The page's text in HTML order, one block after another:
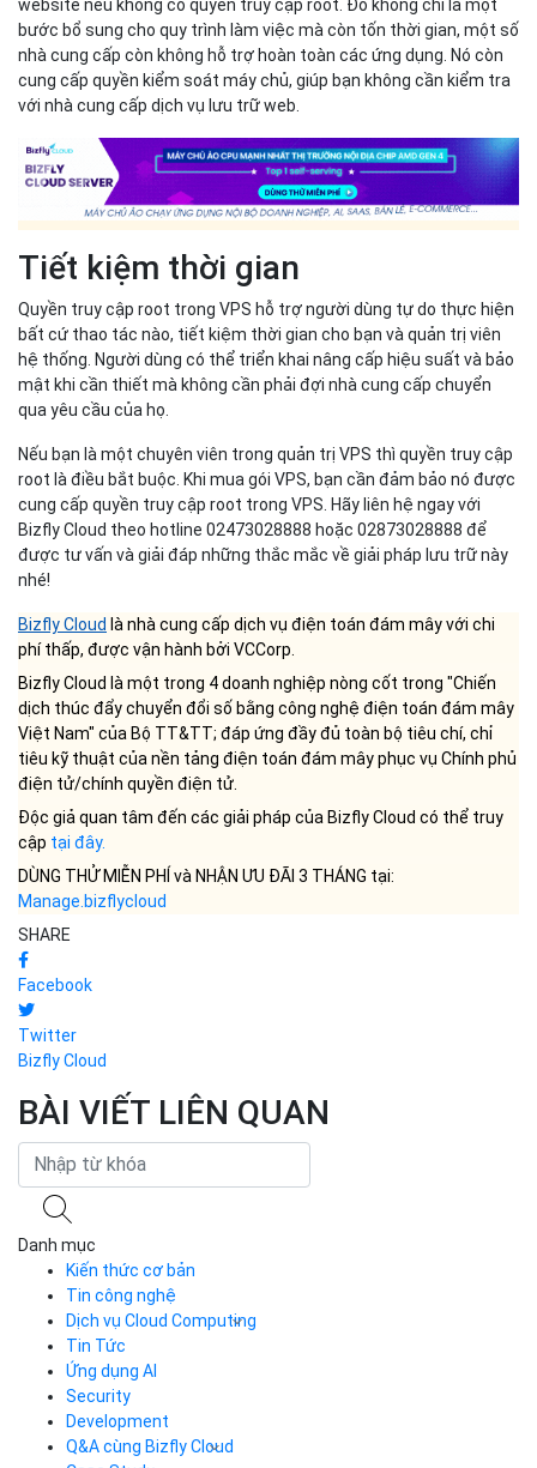
website nếu không có quyền truy cập root. Đó không chỉ là một
bước bổ sung cho quy trình làm việc mà còn tốn thời gian, một số
nhà cung cấp còn không hỗ trợ hoàn toàn các ứng dụng. Nó còn
cung cấp quyền kiểm soát máy chủ, giúp bạn không cần kiểm tra
với nhà cung cấp dịch vụ lưu trữ web.
Tiết kiệm thời gian
Quyền truy cập root trong VPS hỗ trợ người dùng tự do thực hiện
bất cứ thao tác nào, tiết kiệm thời gian cho bạn và quản trị viên
hệ thống. Người dùng có thể triển khai nâng cấp hiệu suất và bảo
mật khi cần thiết mà không cần phải đợi nhà cung cấp chuyển
qua yêu cầu của họ.
Nếu bạn là một chuyên viên trong quản trị VPS thì quyền truy cập
root là điều bắt buộc. Khi mua gói VPS, bạn cần đảm bảo nó được
cung cấp quyền truy cập root trong VPS. Hãy liên hệ ngay với
Bizfly Cloud theo hotline 02473028888 hoặc 02873028888 để
được tư vấn và giải đáp những thắc mắc về giải pháp lưu trữ này
nhé!
Bizfly Cloud là nhà cung cấp dịch vụ điện toán đám mây với chi
phí thấp, được vận hành bởi VCCorp.
Bizfly Cloud là một trong 4 doanh nghiệp nòng cốt trong "Chiến
dịch thúc đẩy chuyển đổi số bằng công nghệ điện toán đám mây
Việt Nam" của Bộ TT&TT; đáp ứng đầy đủ toàn bộ tiêu chí, chỉ
tiêu kỹ thuật của nền tảng điện toán đám mây phục vụ Chính phủ
điện tử/chính quyền điện tử.
Độc giả quan tâm đến các giải pháp của Bizfly Cloud có thể truy
cập tại đây.
DÙNG THỬ MIỄN PHÍ và NHẬN ƯU ĐÃI 3 THÁNG tại:
Manage.bizflycloud
SHARE
Facebook
Twitter
Bizfly Cloud
BÀI VIẾT LIÊN QUAN
Danh mục
Kiến thức cơ bản
Tin công nghệ
Dịch vụ Cloud Computing
Cloud Server
CDN
Load Balancer
Auto Scaling
Container Registry
Tin Tức
Ứng dụng AI
Security
Development
Q&A cùng Bizfly Cloud